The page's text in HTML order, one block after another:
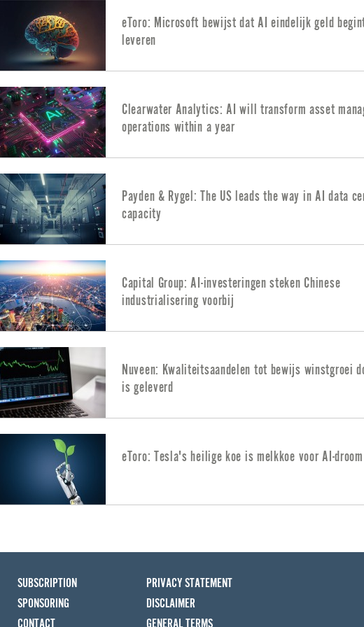
eToro: Microsoft bewijst dat AI eindelijk geld
leveren
Clearwater Analytics: AI will transform asset
operations within a year
Payden & Rygel: The US leads the way in AI data
capacity
Capital Group: AI-investeringen steken Chinese
industrialisering voorbij
Nuveen: Kwaliteitsaandelen tot bewijs winstgroei
is geleverd
eToro: Tesla's heilige koe is melkkoe voor AI-droom
SUBSCRIPTION
SPONSORING
CONTACT
PRIVACY STATEMENT
DISCLAIMER
GENERAL TERMS